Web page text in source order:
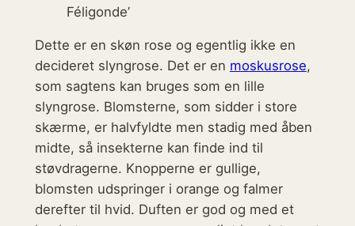
Féligonde’
Dette er en skøn rose og egentlig ikke en
decideret slyngrose. Det er en moskusrose,
som sagtens kan bruges som en lille
slyngrose. Blomsterne, som sidder i store
skærme, er halvfyldte men stadig med åben
midte, så insekterne kan finde ind til
støvdragerne. Knopperne er gullige,
blomsten udspringer i orange og falmer
derefter til hvid. Duften er god og med et